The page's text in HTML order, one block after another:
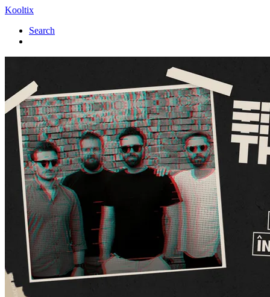
Kooltix
Search